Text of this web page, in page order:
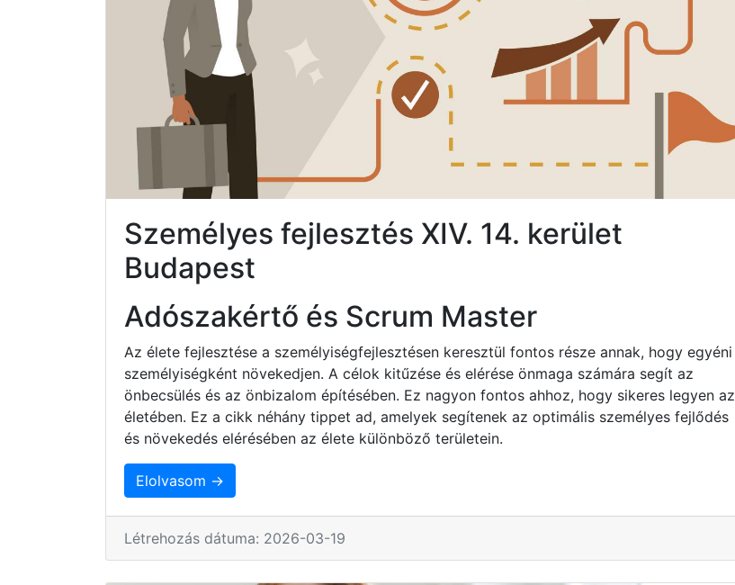
Személyes fejlesztés XIV. 14. kerület
Budapest
Adószakértő és Scrum Master
Az élete fejlesztése a személyiségfejlesztésen keresztül fontos része annak, hogy egyéni
személyiségként növekedjen. A célok kitűzése és elérése önmaga számára segít az
önbecsülés és az önbizalom építésében. Ez nagyon fontos ahhoz, hogy sikeres legyen az
életében. Ez a cikk néhány tippet ad, amelyek segítenek az optimális személyes fejlődés
és növekedés elérésében az élete különböző területein.
Elolvasom →
Létrehozás dátuma: 2026-03-19